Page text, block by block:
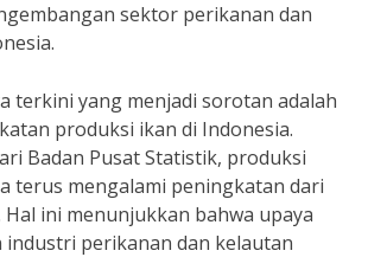
sektor perikanan dan
terkini yang menjadi sorotan adalah
produksi ikan di Indonesia.
Badan Pusat Statistik, produksi
terus mengalami peningkatan dari
ini menunjukkan bahwa upaya
industri perikanan dan kelautan